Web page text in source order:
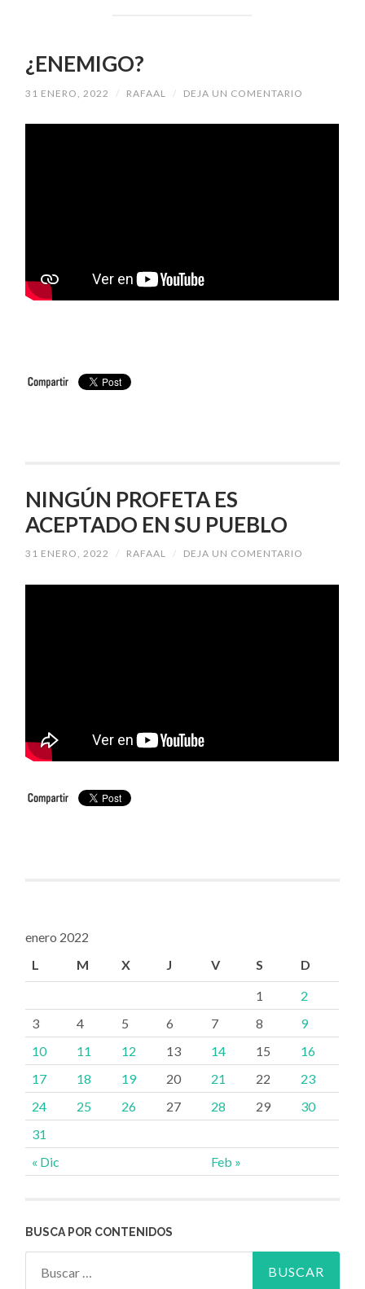
¿ENEMIGO?
31 ENERO, 2022 / RAFAAL / DEJA UN COMENTARIO
NINGÚN PROFETA ES
ACEPTADO EN SU PUEBLO
31 ENERO, 2022 / RAFAAL / DEJA UN COMENTARIO
enero 2022
L
M X J V S D
« Dic Feb »
1
2
3
4 5 6 7 8
9
10
11 12 13 14 15
16
17
18 19 20 21 22
23
24
25 26 27 28 29
30
31
BUSCA POR CONTENIDOS